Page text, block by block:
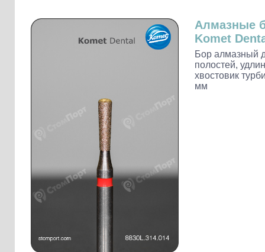
Наконечники и переходники KaVo
Алмазные
Komet
Бор алмазный
полостей,
хвостовик
мм